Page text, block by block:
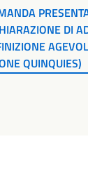
DI
QUINQUIES)